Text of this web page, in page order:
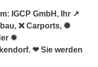
IGCP GmbH, Ihr ↗️
❌ Carports, ✺
✹
❤ Sie werden